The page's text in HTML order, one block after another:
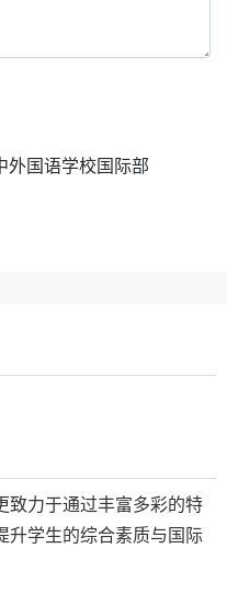
外国语学校国际部
致力于通过丰富多彩的特
升学生的综合素质与国际